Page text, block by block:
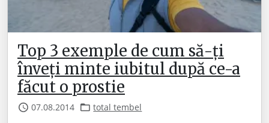
Top 3 exemple de cum să-ți
înveți minte iubitul după ce-a
făcut o prostie
07.08.2014 total tembel